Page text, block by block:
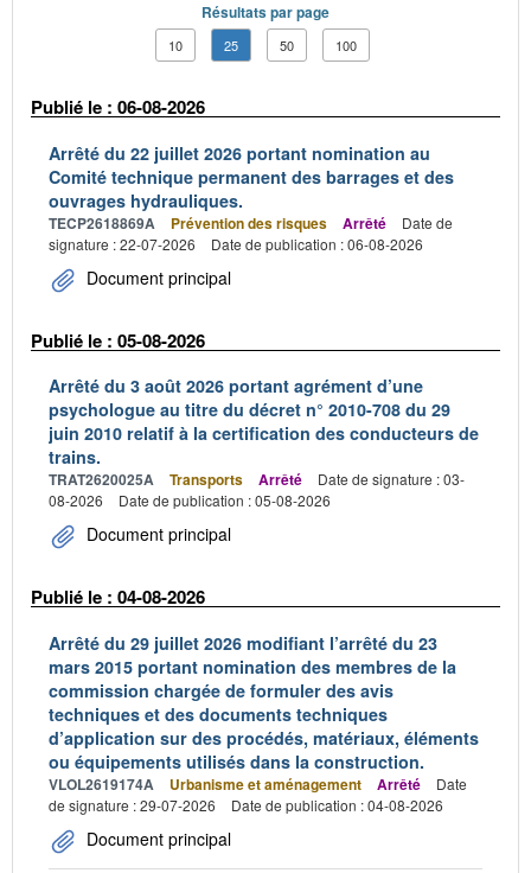
Résultats par page
10 25 50 100
Publié le : 06-08-2026
Arrêté du 22 juillet 2026 portant nomination au
Comité technique permanent des barrages et des
ouvrages hydrauliques.
TECP2618869A Prévention des risques Arrêté
Date de
signature : 22-07-2026
Date de publication : 06-08-2026
Document principal
Publié le : 05-08-2026
Arrêté du 3 août 2026 portant agrément d’une
psychologue au titre du décret n° 2010-708 du 29
juin 2010 relatif à la certification des conducteurs de
trains.
TRAT2620025A Transports Arrêté
Date de signature : 03-
08-2026
Date de publication : 05-08-2026
Document principal
Publié le : 04-08-2026
Arrêté du 29 juillet 2026 modifiant l’arrêté du 23
mars 2015 portant nomination des membres de la
commission chargée de formuler des avis
techniques et des documents techniques
d’application sur des procédés, matériaux, éléments
ou équipements utilisés dans la construction.
VLOL2619174A Urbanisme et aménagement Arrêté
Date
de signature : 29-07-2026
Date de publication : 04-08-2026
Document principal